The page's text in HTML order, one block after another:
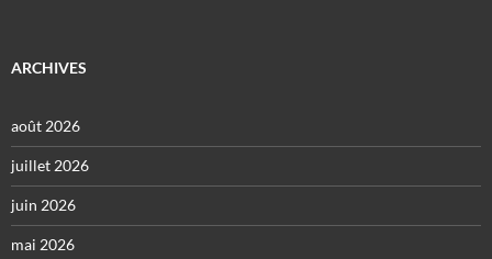
ARCHIVES
août 2026
juillet 2026
juin 2026
mai 2026